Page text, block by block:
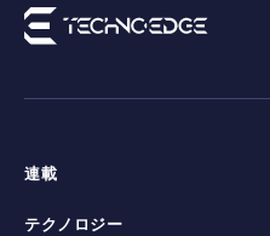
連載
テクノロジー